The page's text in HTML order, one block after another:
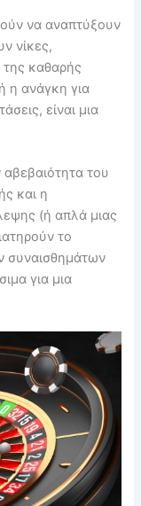
να αναπτύξουν
νίκες,
καθαρής
η ανάγκη για
είναι μια
του
και η
(ή απλά μιας
το
συναισθημάτων
για μια